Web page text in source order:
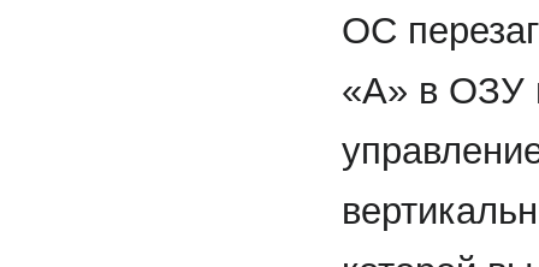
ОС
«А» в ОЗУ